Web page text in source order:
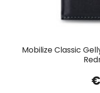
Mobilize Classic
€